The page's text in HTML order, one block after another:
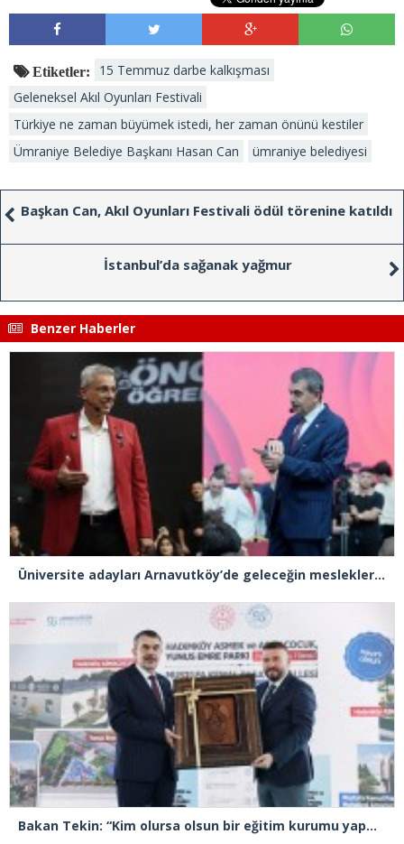
Etiketler:
15 Temmuz darbe kalkışması
Geleneksel Akıl Oyunları Festivali
Türkiye ne zaman büyümek istedi, her zaman önünü kestiler
Ümraniye Belediye Başkanı Hasan Can
ümraniye belediyesi
Başkan Can, Akıl Oyunları Festivali ödül törenine katıldı
İstanbul’da sağanak yağmur
Benzer Haberler
Üniversite adayları Arnavutköy’de geleceğin mesleklerini bakanlarla konuştu
Bakan Tekin: “Kim olursa olsun bir eğitim kurumu yapmak istiyorsa anayasal olarak bizimle beraber çalışmak zorundadır”